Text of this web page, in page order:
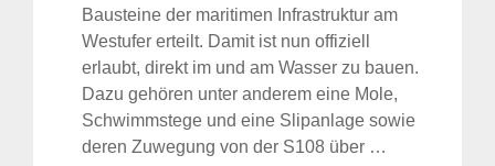
Bausteine der maritimen Infrastruktur am
Westufer erteilt. Damit ist nun offiziell
erlaubt, direkt im und am Wasser zu bauen.
Dazu gehören unter anderem eine Mole,
Schwimmstege und eine Slipanlage sowie
deren Zuwegung von der S108 über …